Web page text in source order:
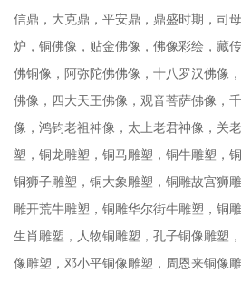
信鼎，大克鼎，平安鼎，鼎盛时期，司
炉，铜佛像，贴金佛像，佛像彩绘，藏
佛铜像，阿弥陀佛佛像，十八罗汉佛像
佛像，四大天王佛像，观音菩萨佛像，
像，鸿钧老祖神像，太上老君神像，关
塑，铜龙雕塑，铜马雕塑，铜牛雕塑，
铜狮子雕塑，铜大象雕塑，铜雕故宫狮
雕开荒牛雕塑，铜雕华尔街牛雕塑，铜
生肖雕塑，人物铜雕塑，孔子铜像雕塑
像雕塑，邓小平铜像雕塑，周恩来铜像